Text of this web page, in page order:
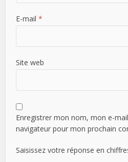
E-mail*
Site web
Enregistrer mon nom, mon e-
navigateur pour mon prochain
Saisissez votre réponse en